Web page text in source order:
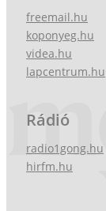
freemail.hu
koponyeg.hu
videa.hu
lapcentrum.hu
Rádió
radio1gong.hu
hirfm.hu